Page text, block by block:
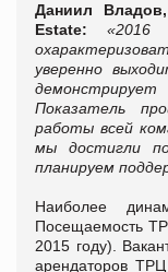
Даниил
Estate: «2016
уверенно
Показатель
работы всей
мы достигли
планируем
Наиболее
Посещаемость
2015 году).
арендаторов